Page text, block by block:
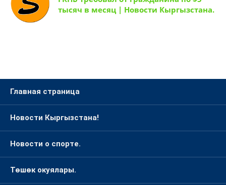
Лжепрапорщик с удостоверением
ГКНБ требовал от гражданина по $5